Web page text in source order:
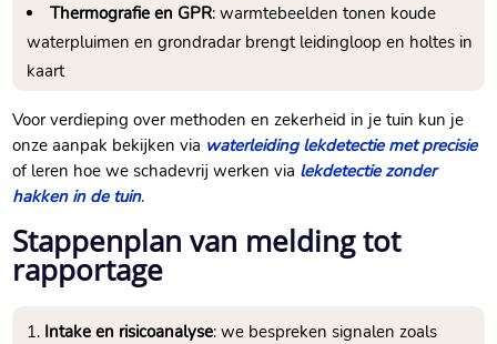
Thermografie en GPR: warmtebeelden tonen koude
waterpluimen en grondradar brengt leidingloop en holtes in
kaart
Voor verdieping over methoden en zekerheid in je tuin kun je
onze aanpak bekijken via waterleiding lekdetectie met precisie
of leren hoe we schadevrij werken via lekdetectie zonder
hakken in de tuin.
Stappenplan van melding tot
rapportage
Intake en risicoanalyse: we bespreken signalen zoals